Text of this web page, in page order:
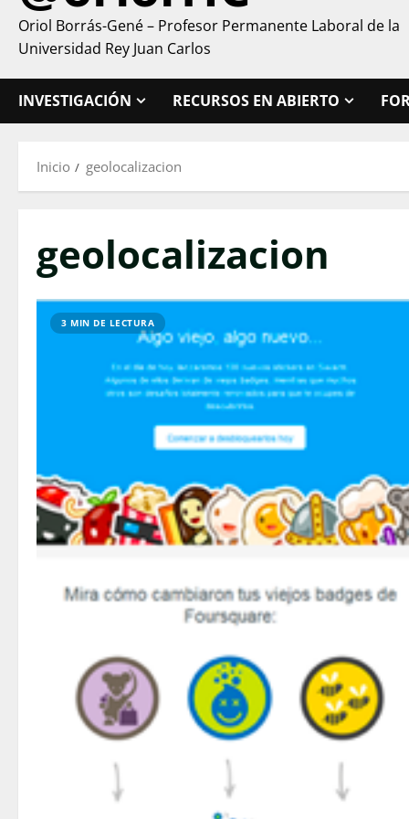
Oriol Borrás-Gené – Profesor Permanente Laboral de la
Universidad Rey Juan Carlos
INVESTIGACIÓN RECURSOS EN ABIERTO
Inicio geolocalizacion
geolocalizacion
3 MIN DE LECTURA